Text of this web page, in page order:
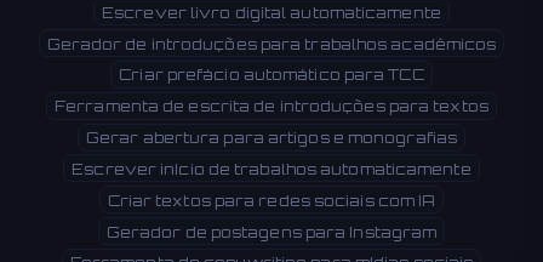
Escrever livro digital automaticamente
Gerador de introduções para trabalhos acadêmicos
Criar prefácio automático para TCC
Ferramenta de escrita de introduções para textos
Gerar abertura para artigos e monografias
Escrever início de trabalhos automaticamente
Criar textos para redes sociais com IA
Gerador de postagens para Instagram